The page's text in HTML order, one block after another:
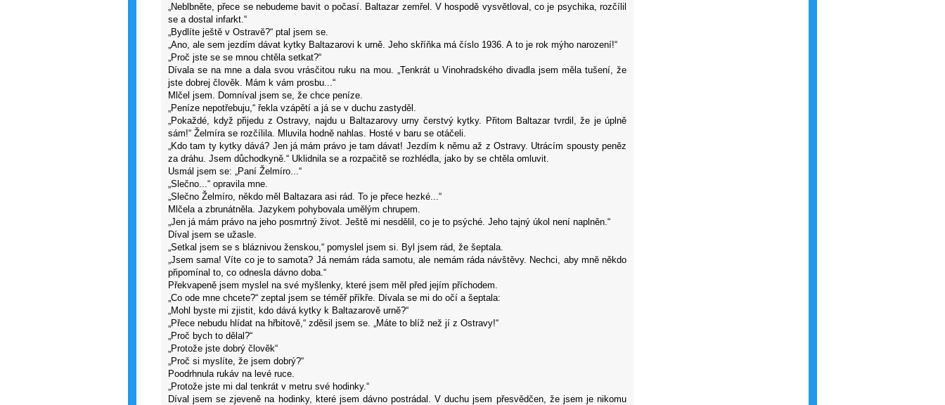
„Neblbněte, přece se nebudeme bavit o počasí. Baltazar zemřel. V hospodě vysvětloval, co je psychika, rozčílil
se a dostal infarkt.“
„Bydlíte ještě v Ostravě?“ ptal jsem se.
„Ano, ale sem jezdím dávat kytky Baltazarovi k urně. Jeho skříňka má číslo 1936. A to je rok mýho narození!“
„Proč jste se se mnou chtěla setkat?“
Dívala se na mne a dala svou vrásčitou ruku na mou. „Tenkrát u Vinohradského divadla jsem měla tušení, že
jste dobrej člověk. Mám k vám prosbu...“
Mlčel jsem. Domníval jsem se, že chce peníze.
„Peníze nepotřebuju,“ řekla vzápětí a já se v duchu zastyděl.
„Pokaždé, když přijedu z Ostravy, najdu u Baltazarovy urny čerstvý kytky. Přitom Baltazar tvrdil, že je úplně
sám!“ Želmíra se rozčílila. Mluvila hodně nahlas. Hosté v baru se otáčeli.
„Kdo tam ty kytky dává? Jen já mám právo je tam dávat! Jezdím k němu až z Ostravy. Utrácím spousty peněz
za dráhu. Jsem důchodkyně.“ Uklidnila se a rozpačitě se rozhlédla, jako by se chtěla omluvit.
Usmál jsem se: „Paní Želmíro...“
„Slečno...“ opravila mne.
„Slečno Želmíro, někdo měl Baltazara asi rád. To je přece hezké...“
Mlčela a zbrunátněla. Jazykem pohybovala umělým chrupem.
„Jen já mám právo na jeho posmrtný život. Ještě mi nesdělil, co je to psýché. Jeho tajný úkol není naplněn.“
Díval jsem se užasle.
„Setkal jsem se s bláznivou ženskou,“ pomyslel jsem si. Byl jsem rád, že šeptala.
„Jsem sama! Víte co je to samota? Já nemám ráda samotu, ale nemám ráda návštěvy. Nechci, aby mně někdo
připomínal to, co odnesla dávno doba.“
Překvapeně jsem myslel na své myšlenky, které jsem měl před jejím příchodem.
„Co ode mne chcete?“ zeptal jsem se téměř příkře. Dívala se mi do očí a šeptala:
„Mohl byste mi zjistit, kdo dává kytky k Baltazarově urně?“
„Přece nebudu hlídat na hřbitově,“ zděsil jsem se. „Máte to blíž než jí z Ostravy!“
„Proč bych to dělal?“
„Protože jste dobrý člověk“
„Proč si myslíte, že jsem dobrý?“
Poodrhnula rukáv na levé ruce.
„Protože jste mi dal tenkrát v metru své hodinky.“
Díval jsem se zjeveně na hodinky, které jsem dávno postrádal. V duchu jsem přesvědčen, že jsem je nikomu